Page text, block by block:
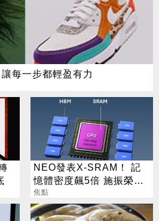
每一步都輕盈有力
NEO發表X-SRAM！ 記
憶體密度飆5倍 施振榮：
半導體迎新革命
焦點